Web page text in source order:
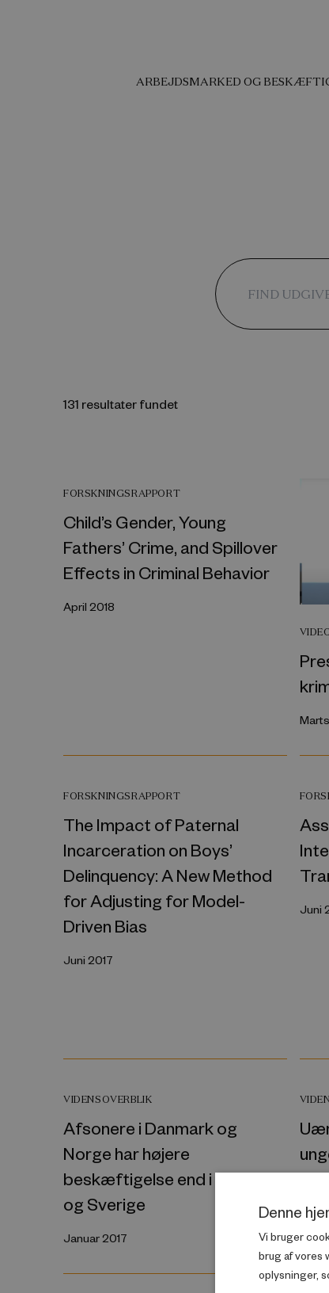
ARBEJDSMARKED OG
131 resultater fundet
FORSKNINGSRAPPORT
Child’s Gender, Young
Fathers’ Crime, and Spillover
Effects in Criminal Behavior
April 2018
FORSKNINGSRAPPORT
The Impact of Paternal
Incarceration on Boys’
Delinquency: A New Method
for Adjusting for Model-
Driven Bias
Juni 2017
Juni
VIDENSOVERBLIK
Afsonere i Danmark og
Norge har højere
beskæftigelse end i Finland
og Sverige
Januar 2017
Denne
Vi bruger
brug af vores
oplysninger,